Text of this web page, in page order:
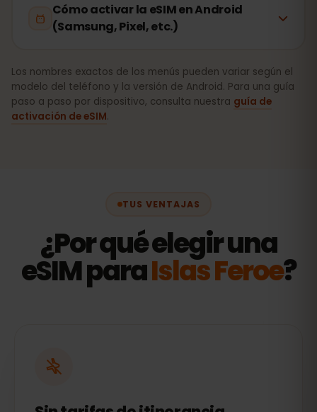
Cómo activar la eSIM en Android
(Samsung, Pixel, etc.)
Los nombres exactos de los menús pueden variar según el
modelo del teléfono y la versión de Android. Para una guía
paso a paso por dispositivo, consulta nuestra guía de
activación de eSIM.
TUS VENTAJAS
¿Por qué elegir una
eSIM paraIslas Feroe?